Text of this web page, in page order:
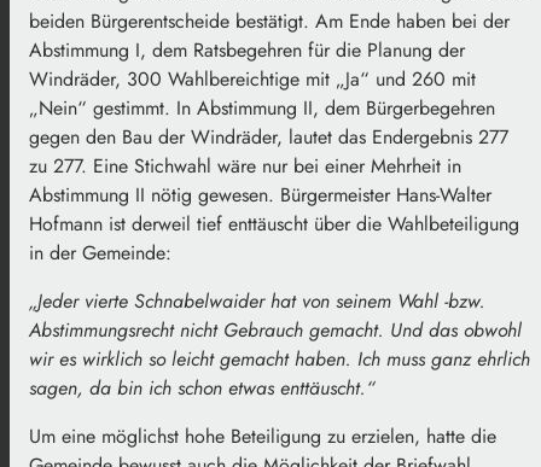
beiden Bürgerentscheide bestätigt. Am Ende haben bei der
Abstimmung I, dem Ratsbegehren für die Planung der
Windräder, 300 Wahlbereichtige mit „Ja“ und 260 mit
„Nein“ gestimmt. In Abstimmung II, dem Bürgerbegehren
gegen den Bau der Windräder, lautet das Endergebnis 277
zu 277. Eine Stichwahl wäre nur bei einer Mehrheit in
Abstimmung II nötig gewesen. Bürgermeister Hans-Walter
Hofmann ist derweil tief enttäuscht über die Wahlbeteiligung
in der Gemeinde:
„Jeder vierte Schnabelwaider hat von seinem Wahl -bzw.
Abstimmungsrecht nicht Gebrauch gemacht. Und das obwohl
wir es wirklich so leicht gemacht haben. Ich muss ganz ehrlich
sagen, da bin ich schon etwas enttäuscht.“
Um eine möglichst hohe Beteiligung zu erzielen, hatte die